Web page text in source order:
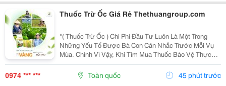
Thuốc Trừ Ốc Giá Rẻ Thethuangroup.com
"( Thuốc Trừ Ốc ) Chi Phí Đầu Tư Luôn Là Một Trong
Những Yếu Tố Được Bà Con Cân Nhắc Trước Mỗi Vụ
Mùa. Chính Vì Vậy, Khi Tìm Mua Thuốc Bảo Vệ Thực
Vật, Nhiều Người Thường Ưu Tiên Những Sản Phẩm
Có Mức Giá Hợp Lý Để Tiết Kiệm Ngân Sách. Tuy
Nhiên, Giá...
0974 *** *** Toàn quốc 45 phút trước